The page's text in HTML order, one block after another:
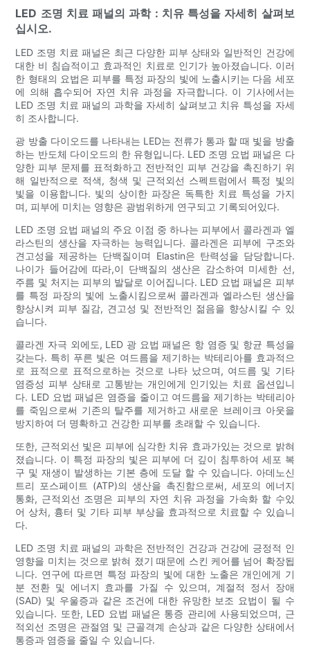
LED 조명 치료 패널의 과학 : 치유 특성을 자세히 살펴보
십시오.
LED 조명 치료 패널은 최근 다양한 피부 상태와 일반적인 건강에
대한 비 침습적이고 효과적인 치료로 인기가 높아졌습니다. 이러
한 형태의 요법은 피부를 특정 파장의 빛에 노출시키는 다음 세포
에 의해 흡수되어 자연 치유 과정을 자극합니다. 이 기사에서는
LED 조명 치료 패널의 과학을 자세히 살펴보고 치유 특성을 자세
히 조사합니다.
광 방출 다이오드를 나타내는 LED는 전류가 통과 할 때 빛을 방출
하는 반도체 다이오드의 한 유형입니다. LED 조명 요법 패널은 다
양한 피부 문제를 표적화하고 전반적인 피부 건강을 촉진하기 위
해 일반적으로 적색, 청색 및 근적외선 스펙트럼에서 특정 빛의
빛을 이용합니다. 빛의 상이한 파장은 독특한 치료 특성을 가지
며, 피부에 미치는 영향은 광범위하게 연구되고 기록되어있다.
LED 조명 요법 패널의 주요 이점 중 하나는 피부에서 콜라겐과 엘
라스틴의 생산을 자극하는 능력입니다. 콜라겐은 피부에 구조와
견고성을 제공하는 단백질이며 Elastin은 탄력성을 담당합니다.
나이가 들어감에 따라,이 단백질의 생산은 감소하여 미세한 선,
주름 및 처지는 피부의 발달로 이어집니다. LED 요법 패널은 피부
를 특정 파장의 빛에 노출시킴으로써 콜라겐과 엘라스틴 생산을
향상시켜 피부 질감, 견고성 및 전반적인 젊음을 향상시킬 수 있
습니다.
콜라겐 자극 외에도, LED 광 요법 패널은 항 염증 및 항균 특성을
갖는다. 특히 푸른 빛은 여드름을 제기하는 박테리아를 효과적으
로 표적으로 표적으로하는 것으로 나타 났으며, 여드름 및 기타
염증성 피부 상태로 고통받는 개인에게 인기있는 치료 옵션입니
다. LED 요법 패널은 염증을 줄이고 여드름을 제기하는 박테리아
를 죽임으로써 기존의 탈주를 제거하고 새로운 브레이크 아웃을
방지하여 더 명확하고 건강한 피부를 초래할 수 있습니다.
또한, 근적외선 빛은 피부에 심각한 치유 효과가있는 것으로 밝혀
졌습니다. 이 특정 파장의 빛은 피부에 더 깊이 침투하여 세포 복
구 및 재생이 발생하는 기본 층에 도달 할 수 있습니다. 아데노신
트리 포스페이트 (ATP)의 생산을 촉진함으로써, 세포의 에너지
통화, 근적외선 조명은 피부의 자연 치유 과정을 가속화 할 수있
어 상처, 흉터 및 기타 피부 부상을 효과적으로 치료할 수 있습니
다.
LED 조명 치료 패널의 과학은 전반적인 건강과 건강에 긍정적 인
영향을 미치는 것으로 밝혀 졌기 때문에 스킨 케어를 넘어 확장됩
니다. 연구에 따르면 특정 파장의 빛에 대한 노출은 개인에게 기
분 전환 및 에너지 효과를 가질 수 있으며, 계절적 정서 장애
(SAD) 및 우울증과 같은 조건에 대한 유망한 보조 요법이 될 수
있습니다. 또한, LED 요법 패널은 통증 관리에 사용되었으며, 근
적외선 조명은 관절염 및 근골격계 손상과 같은 다양한 상태에서
통증과 염증을 줄일 수 있습니다.